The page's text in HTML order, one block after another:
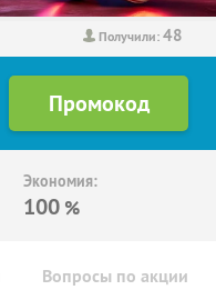
Получили:48
Экономия:
100 %
Вопросы по акции